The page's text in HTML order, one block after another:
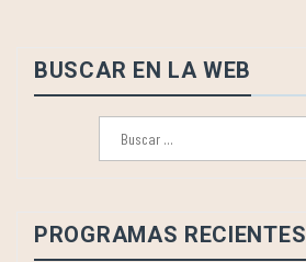
BUSCAR EN LA WEB
PROGRAMAS RECIENTES